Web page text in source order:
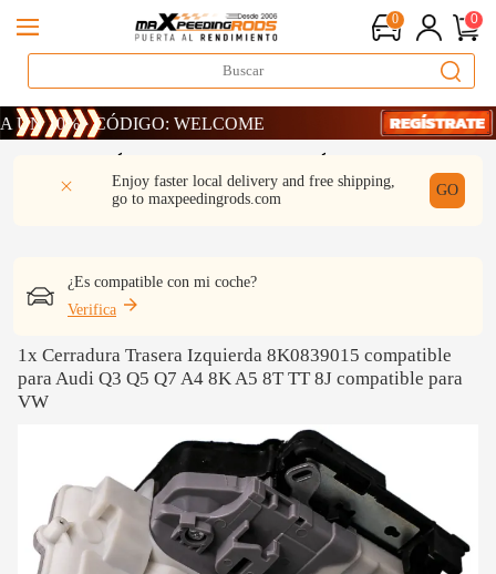
0 0
· CÓDIGO: WELCOME
· CÓDIGO: WELCOME
· CÓDIGO: WELCOME
Enjoy faster local delivery and free shipping,
go to maxpeedingrods.com
GO
¿Es compatible con mi coche?
Verifica
DESCRIPCIÓN REVISIÓN
1x Cerradura Trasera Izquierda 8K0839015 compatible
para Audi Q3 Q5 Q7 A4 8K A5 8T TT 8J compatible para
VW